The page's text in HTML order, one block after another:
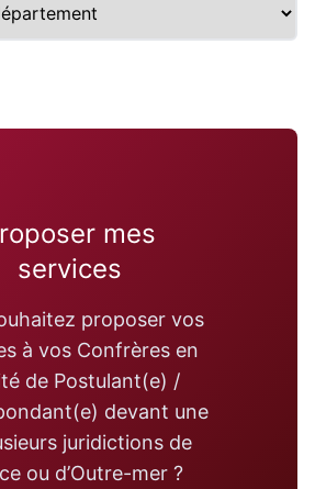
mes
services
proposer vos
à vos Confrères en
de Postulant(e) /
devant une
juridictions de
ou d’Outre-mer ?